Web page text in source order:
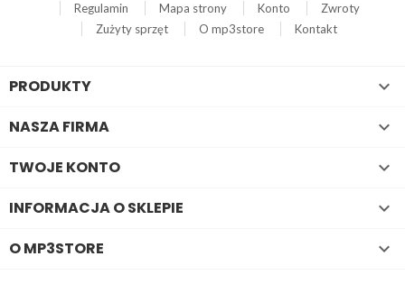
Regulamin
Mapa strony Konto
Zwroty
Zużyty sprzęt
O mp3store Kontakt
PRODUKTY 
NASZA FIRMA 
TWOJE KONTO 
INFORMACJA O SKLEPIE 
O MP3STORE 